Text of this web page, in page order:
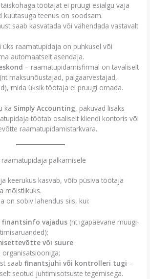
töötajat ei pruugi esialgu vaja
kuutasuga teenus on soodsam.
saab kasvatada või vähendada vastavalt
üks raamatupidaja on puhkusel või
automaatselt asendaja.
– raamatupidamisfirmal on tavaliselt
maksunõustajad, palgaarvestajad,
mida üksik töötaja ei pruugi omada.
ka Simply Accounting, pakuvad lisaks
töötab osaliselt kliendi kontoris või
raamatupidamistarkvara.
palkamisele
keerukus kasvab, võib püsiva töötaja
mõistlikuks.
on sobiv lahendus siis, kui:
finantsinfo vajadus (nt igapäevane müügi-
või suure
organisatsiooniga;
saabfinantsjuhi või kontrolleri tugi –
seotud juhtimisotsuste tegemisega.